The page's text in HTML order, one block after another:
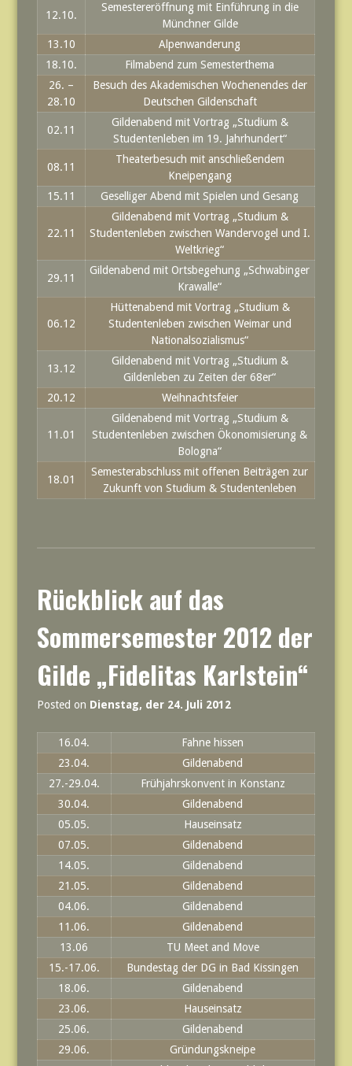
12.10.
Semestereröffnung mit Einführung in die
Münchner Gilde
13.10
Alpenwanderung
18.10.
Filmabend zum Semesterthema
26. –
28.10
Besuch des Akademischen Wochenendes der
Deutschen Gildenschaft
02.11
Gildenabend mit Vortrag „Studium &
Studentenleben im 19. Jahrhundert“
08.11
Theaterbesuch mit anschließendem
Kneipengang
15.11
Geselliger Abend mit Spielen und Gesang
22.11
Gildenabend mit Vortrag „Studium &
Studentenleben zwischen Wandervogel und I.
Weltkrieg“
29.11
Gildenabend mit Ortsbegehung „Schwabinger
Krawalle“
06.12
Hüttenabend mit Vortrag „Studium &
Studentenleben zwischen Weimar und
Nationalsozialismus“
13.12
Gildenabend mit Vortrag „Studium &
Gildenleben zu Zeiten der 68er“
20.12
Weihnachtsfeier
11.01
Gildenabend mit Vortrag „Studium &
Studentenleben zwischen Ökonomisierung &
Bologna“
18.01
Semesterabschluss mit offenen Beiträgen zur
Zukunft von Studium & Studentenleben
Rückblick auf das
Sommersemester 2012 der
Gilde „Fidelitas Karlstein“
Posted on Dienstag, der 24. Juli 2012
16.04.
Fahne hissen
23.04.
Gildenabend
27.-29.04.
Frühjahrskonvent in Konstanz
30.04.
Gildenabend
05.05.
Hauseinsatz
07.05.
Gildenabend
14.05.
Gildenabend
21.05.
Gildenabend
04.06.
Gildenabend
11.06.
Gildenabend
13.06
TU Meet and Move
15.-17.06.
Bundestag der DG in Bad Kissingen
18.06.
Gildenabend
23.06.
Hauseinsatz
25.06.
Gildenabend
29.06.
Gründungskneipe